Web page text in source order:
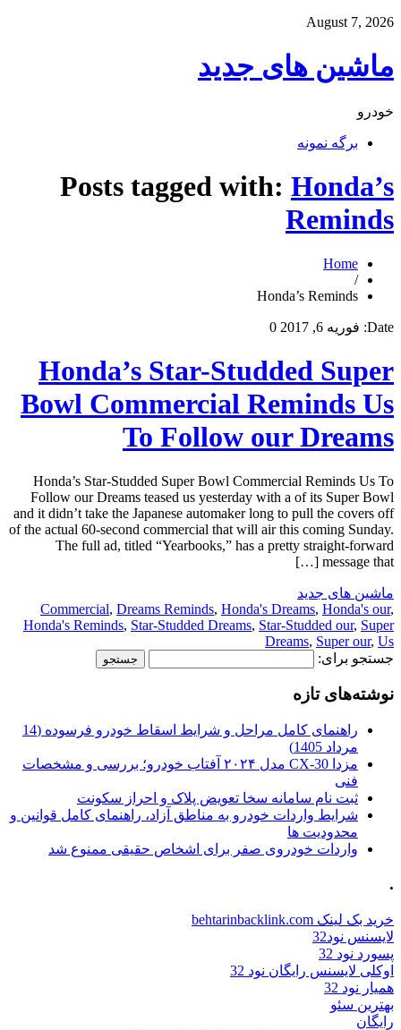
August 7, 2026
ماشین های جدید
خودرو
برگه نمونه
Posts tagged with: Honda’s
Reminds
Home
/
Honda’s Reminds
Date: فوریه 6, 2017 0
Honda’s Star-Studded Super
Bowl Commercial Reminds Us
To Follow our Dreams
Honda’s Star-Studded Super Bowl Commercial Reminds Us To
Follow our Dreams teased us yesterday with a of its Super Bowl
and it didn’t take the Japanese automaker long to pull the covers off
of the actual 60-second commercial that will air this coming Sunday.
The full ad, titled “Yearbooks,” has a pretty straight-forward
message that […]
ماشین های جدید
Commercial, Dreams Reminds, Honda's Dreams, Honda's our,
Honda's Reminds, Star-Studded Dreams, Star-Studded our, Super
Dreams, Super our, Us
جستجو برای:
نوشته‌های تازه
راهنمای کامل مراحل و شرایط اسقاط خودرو فرسوده (14
مرداد 1405)
مزدا CX-30 مدل ۲۰۲۴ آفتاب خودرو؛ بررسی و مشخصات
فنی
ثبت نام سامانه سخا تعویض پلاک و احراز سکونت
شرایط واردات خودرو به مناطق آزاد، راهنمای کامل قوانین و
محدودیت ها
واردات خودروی صفر برای اشخاص حقیقی ممنوع شد
.
خرید بک لینک behtarinbacklink.com
لایسنس نود32
پسورد نود 32
اوکلی لایسنس رایگان نود 32
همیار نود 32
بهترین سئو
رایگان